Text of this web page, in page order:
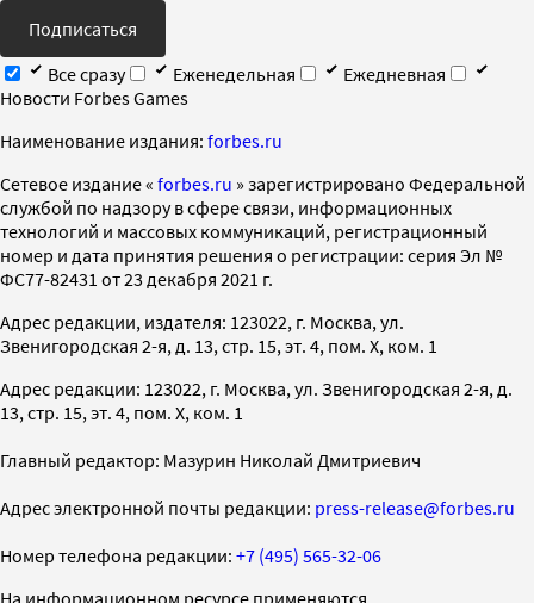
Подписаться
Все сразу
Еженедельная
Ежедневная
Новости Forbes Games
Наименование издания: forbes.ru
Cетевое издание « forbes.ru » зарегистрировано Федеральной
службой по надзору в сфере связи, информационных
технологий и массовых коммуникаций, регистрационный
номер и дата принятия решения о регистрации: серия Эл №
ФС77-82431 от 23 декабря 2021 г.
Адрес редакции, издателя: 123022, г. Москва, ул.
Звенигородская 2-я, д. 13, стр. 15, эт. 4, пом. X, ком. 1
Адрес редакции: 123022, г. Москва, ул. Звенигородская 2-я, д.
13, стр. 15, эт. 4, пом. X, ком. 1
Главный редактор: Мазурин Николай Дмитриевич
Адрес электронной почты редакции: press-release@forbes.ru
Номер телефона редакции: +7 (495) 565-32-06
На информационном ресурсе применяются